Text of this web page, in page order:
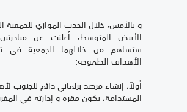
و بالأمس، خلال الحدث الموازي للجمعية
الأبيض المتوسط، أعلنت عن
ستساهم من خلالهما الجمعية في
الأهداف الطموحة:
أولاً، إنشاء مرصد برلماني دائم للجنوب
المستدامة، يكون مقره و إدارته في